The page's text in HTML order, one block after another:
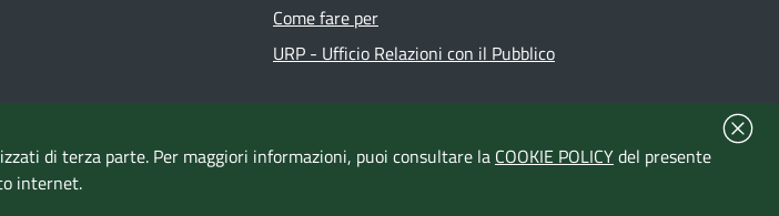
Come fare per
URP - Ufficio Relazioni con il Pubblico
di terza parte. Per maggiori informazioni, puoi consultare la COOKIE POLICYdel presente
internet.